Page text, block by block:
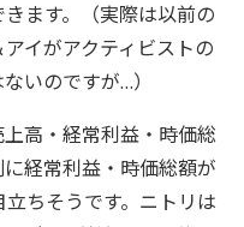
ます。（実際は以前の
イがアクティビストの
いのですが…）
高・経常利益・時価総
経常利益・時価総額が
立ちそうです。ニトリは